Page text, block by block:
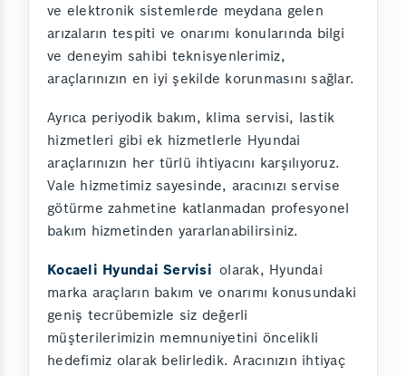
ve elektronik sistemlerde meydana gelen
arızaların tespiti ve onarımı konularında bilgi
ve deneyim sahibi teknisyenlerimiz,
araçlarınızın en iyi şekilde korunmasını sağlar.
Ayrıca periyodik bakım, klima servisi, lastik
hizmetleri gibi ek hizmetlerle Hyundai
araçlarınızın her türlü ihtiyacını karşılıyoruz.
Vale hizmetimiz sayesinde, aracınızı servise
götürme zahmetine katlanmadan profesyonel
bakım hizmetinden yararlanabilirsiniz.
Kocaeli Hyundai Servisi olarak, Hyundai
marka araçların bakım ve onarımı konusundaki
geniş tecrübemizle siz değerli
müşterilerimizin memnuniyetini öncelikli
hedefimiz olarak belirledik. Aracınızın ihtiyaç